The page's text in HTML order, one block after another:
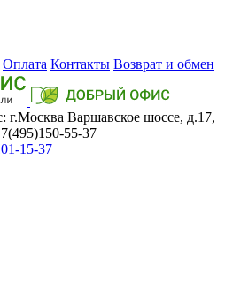
Оплата Контакты Возврат и обмен
г.Москва Варшавское шоссе, д.17,
55-37
15-37